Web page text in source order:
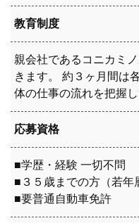
教育制度
親会社であるコニカミ
きます。 約３ヶ月間は
体の仕事の流れを把握し
応募資格
■学歴・経験 一切不問
■３５歳までの方（若年
■要普通自動車免許